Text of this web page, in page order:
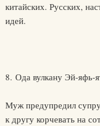
китайских. Русских,
идей.
8. Ода вулкану Эй-яфь-
Муж предупредил
к другу корчевать на